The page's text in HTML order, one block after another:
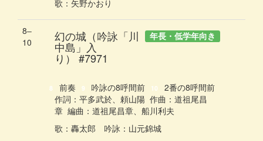
歌 ： 矢野かおり
8‒
10
年長・低学年向き
幻の城（吟詠「川
中島」入
り）#7971
8 前奏 9 吟詠の8呼間前 10
2番の8呼間前
作詞： 平多武於、頼山陽 作曲： 道祖尾昌
章 編曲： 道祖尾昌章、船川利夫
歌 ： 轟太郎 吟詠 ： 山元錦城